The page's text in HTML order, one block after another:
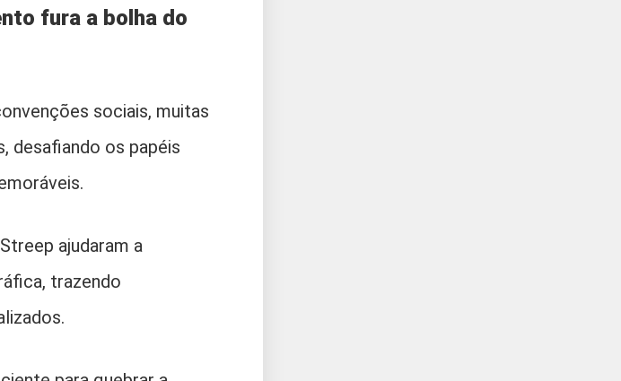
fura a bolha do
sociais, muitas
desafiando os papéis
ajudaram a
trazendo